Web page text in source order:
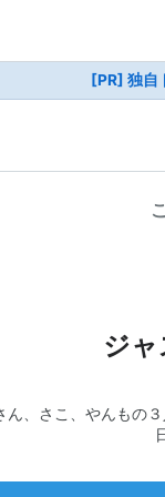
[PR] 独自
ジ
ん、さこ、やんもの